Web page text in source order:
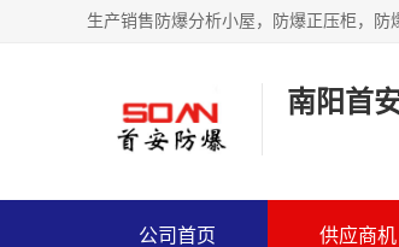
生产销售防爆分析小屋，防爆正压柜，
南阳首
公司首页 供应商机